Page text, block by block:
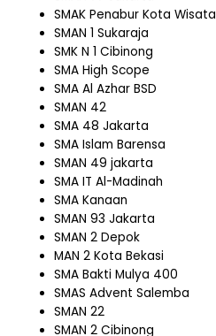
SMAK Penabur Kota Wisata
SMAN 1 Sukaraja
SMK N 1 Cibinong
SMA High Scope
SMA Al Azhar BSD
SMAN 42
SMA 48 Jakarta
SMA Islam Barensa
SMAN 49 jakarta
SMA IT Al-Madinah
SMA Kanaan
SMAN 93 Jakarta
SMAN 2 Depok
MAN 2 Kota Bekasi
SMA Bakti Mulya 400
SMAS Advent Salemba
SMAN 22
SMAN 2 Cibinong